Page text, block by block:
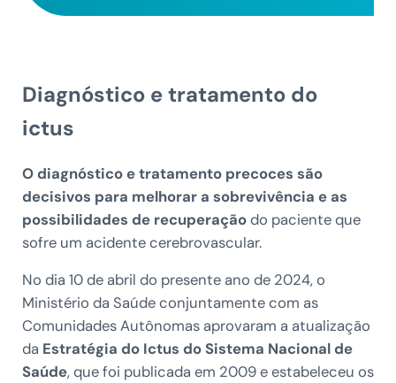
Diagnóstico e tratamento do
ictus
O diagnóstico e tratamento precoces são
decisivos para melhorar a sobrevivência e as
possibilidades de recuperaçãodo paciente que
sofre um acidente cerebrovascular.
No dia 10 de abril do presente ano de 2024, o
Ministério da Saúde conjuntamente com as
Comunidades Autônomas aprovaram a atualização
da Estratégia do Ictus do Sistema Nacional de
Saúde, que foi publicada em 2009 e estabeleceu os